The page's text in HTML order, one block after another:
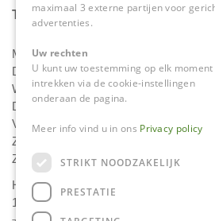
Tuincentrum Daniëls
Maandag
Dinsdag
Woensdag
Donderdag
Vrijdag
Zaterdag
Zondag
Het 'Bloemetje van Daniëls' is van
17.00 uur!
maximaal 3 externe partijen voor
advertenties.
Uw rechten
U kunt uw toestemming op elk moment
intrekken via de cookie-instellingen
onderaan de pagina.
Meer info vind u in ons Privacy policy
STRIKT NOODZAKELIJK
PRESTATIE